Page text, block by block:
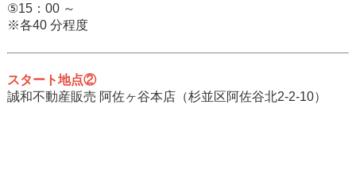
⑤15：00 ～
※各40 分程度
スタート地点②
誠和不動産販売 阿佐ヶ谷本店（杉並区阿佐谷北2-2-10）